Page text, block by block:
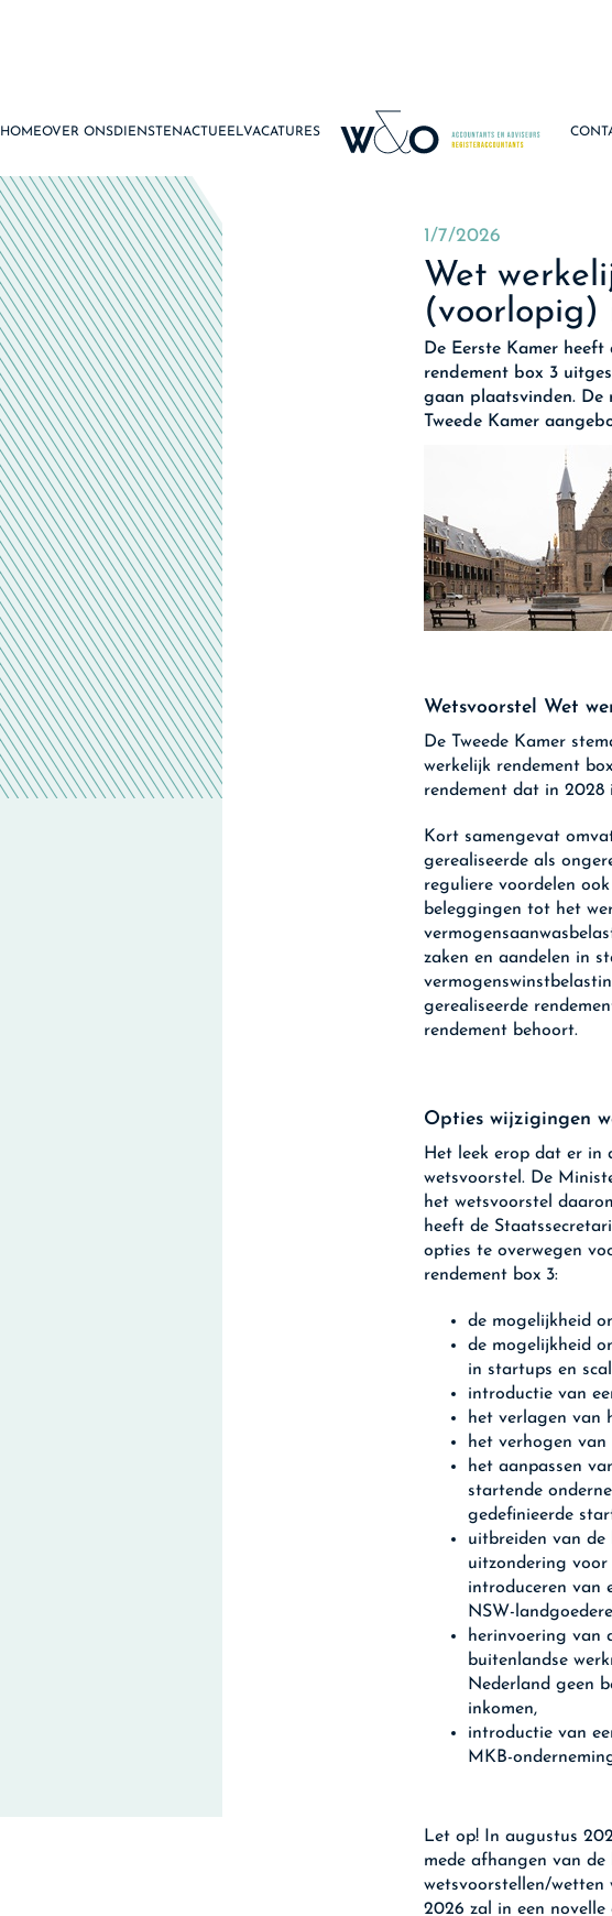
HOMEOVER ONSDIENSTENACTUEELVACATURES
1/7/2026
Wet
(voorlopig)
De Eerste Kamer
rendement box 3
gaan plaatsvinden. De
Tweede Kamer
Wetsvoorstel Wet
De Tweede Kamer
werkelijk rendement
rendement dat in 2028
Kort samengevat
gerealiseerde als
reguliere voordelen
beleggingen tot het
zaken en aandelen in
gerealiseerde
rendement behoort.
Opties wijzigingen
Het leek erop dat er in
wetsvoorstel. De
het wetsvoorstel
heeft de
opties te overwegen
rendement box 3:
de mogelijkheid
de mogelijkheid
in startups en
introductie van
het verlagen van
het verhogen
het aanpassen
startende
gedefinieerde
uitbreiden van
uitzondering
introduceren van
NSW-
herinvoering van
buitenlandse
Nederland geen
inkomen,
introductie van
MKB-
Let op! In augustus
mede afhangen van
wetsvoorstellen/wetten
2026 zal in een